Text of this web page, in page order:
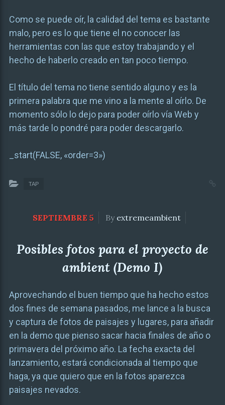
Como se puede oír, la calidad del tema es bastante
malo, pero es lo que tiene el no conocer las
herramientas con las que estoy trabajando y el
hecho de haberlo creado en tan poco tiempo.
El título del tema no tiene sentido alguno y es la
primera palabra que me vino a la mente al oírlo. De
momento sólo lo dejo para poder oírlo vía Web y
más tarde lo pondré para poder descargarlo.
_start(FALSE, «order=3»)
TAP
SEPTIEMBRE 5 By extremeambient
Posibles fotos para el proyecto de
ambient (Demo I)
Aprovechando el buen tiempo que ha hecho estos
dos fines de semana pasados, me lance a la busca
y captura de fotos de paisajes y lugares, para añadir
en la demo que pienso sacar hacia finales de año o
primavera del próximo año. La fecha exacta del
lanzamiento, estará condicionada al tiempo que
haga, ya que quiero que en la fotos aparezca
paisajes nevados.